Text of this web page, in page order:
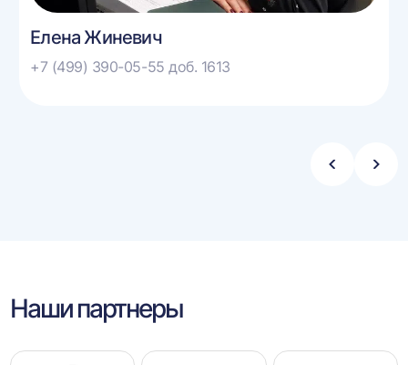
Елена Жиневич
+7 (499) 390-05-55 доб. 1613
Стрелка
Наши партнеры